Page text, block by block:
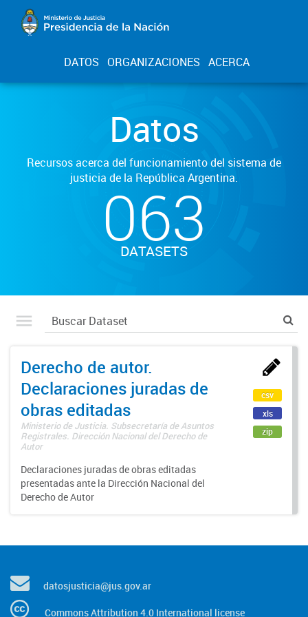
DATOS ORGANIZACIONES ACERCA
Datos
Recursos acerca del funcionamiento del sistema de
justicia de la República Argentina.
063
DATASETS
Derecho de autor.
Declaraciones juradas de
obras editadas
Ministerio de Justicia. Subsecretaría de Asuntos
Registrales. Dirección Nacional del Derecho de
Autor
Declaraciones juradas de obras editadas
presentadas ante la Dirección Nacional del
Derecho de Autor
csv
xls
zip
datosjusticia@jus.gov.ar
Commons Attribution 4.0 International license